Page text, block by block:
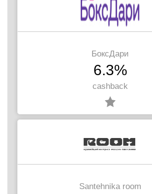
БоксДари
6.3%
cashback
Santehnika room